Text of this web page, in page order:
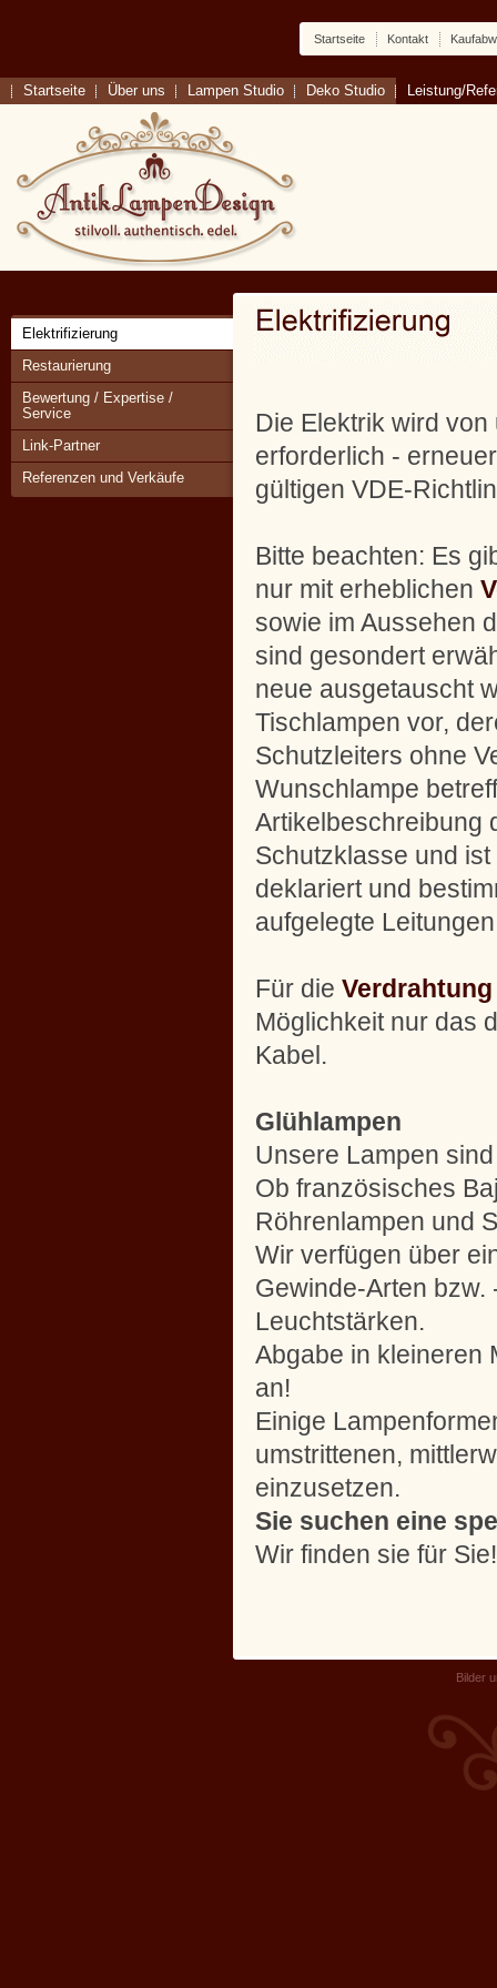
Kontakt
Startseite
Startseite Über uns Lampen Studio Deko Studio Leistung/
Elektrifizierung
Restaurierung
Bewertung / Expertise /
Service
Link-Partner
Referenzen und Verkäufe
Die Elektrik wird
erforderlich -
gültigen VDE-
Bitte beachten: Es
nur mit erheblichen
sowie im Aussehen
sind gesondert
neue ausgetauscht
Tischlampen vor,
Schutzleiters ohne
Wunschlampe
Artikelbeschreibung
Schutzklasse und
deklariert und
aufgelegte
Für die Verdrahtung
Möglichkeit nur das
Kabel.
Glühlampen
Unsere Lampen
Ob französisches
Röhrenlampen und
Wir verfügen über
Gewinde-Arten
Leuchtstärken.
Abgabe in kleineren
an!
Einige
umstrittenen,
einzusetzen.
Sie suchen eine
Wir finden sie für
Bilder